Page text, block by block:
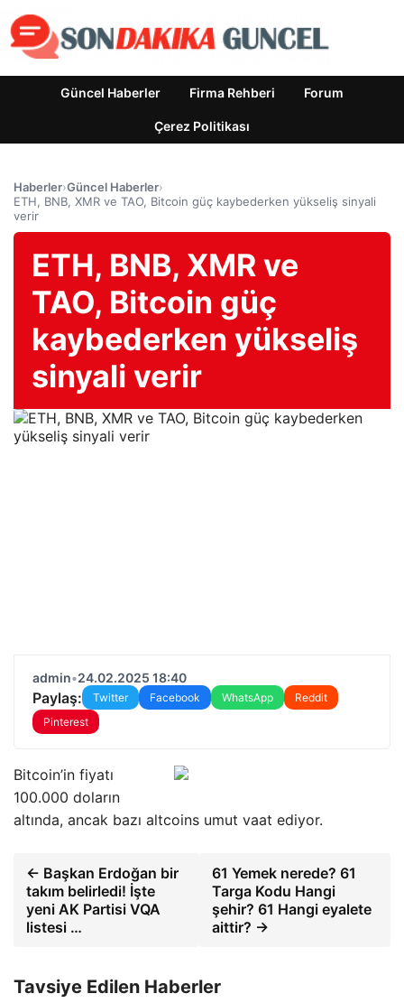
Güncel Haberler Firma Rehberi Forum
Çerez Politikası
Haberler›Güncel Haberler›
ETH, BNB, XMR ve TAO, Bitcoin güç kaybederken yükseliş sinyali
verir
ETH, BNB, XMR ve
TAO, Bitcoin güç
kaybederken yükseliş
sinyali verir
admin•24.02.2025 18:40
Paylaş: Twitter Facebook WhatsApp
Reddit
Pinterest
Bitcoin’in fiyatı
100.000 doların
altında, ancak bazı altcoins umut vaat ediyor.
← Başkan Erdoğan bir
takım belirledi! İşte
yeni AK Partisi VQA
listesi …
61 Yemek nerede? 61
Targa Kodu Hangi
şehir? 61 Hangi eyalete
aittir? →
Tavsiye Edilen Haberler